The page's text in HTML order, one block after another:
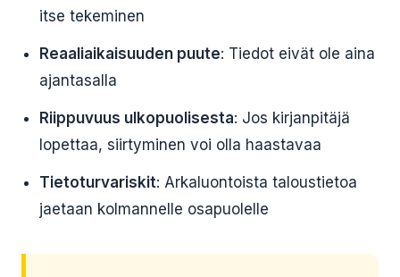
itse tekeminen
Reaaliaikaisuuden puute: Tiedot eivät ole aina
ajantasalla
Riippuvuus ulkopuolisesta: Jos kirjanpitäjä
lopettaa, siirtyminen voi olla haastavaa
Tietoturvariskit: Arkaluontoista taloustietoa
jaetaan kolmannelle osapuolelle